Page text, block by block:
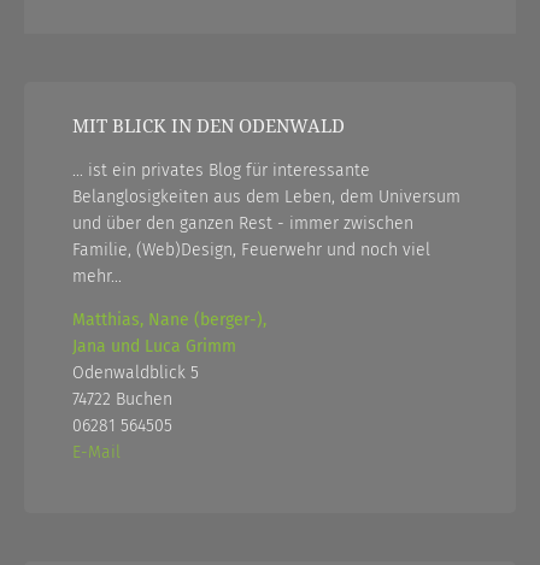
MIT BLICK IN DEN ODENWALD
... ist ein privates Blog für interessante
Belanglosigkeiten aus dem Leben, dem Universum
und über den ganzen Rest - immer zwischen
Familie, (Web)Design, Feuerwehr und noch viel
mehr...
Matthias, Nane (berger-),
Jana und Luca Grimm
Odenwaldblick 5
74722 Buchen
06281 564505
E-Mail